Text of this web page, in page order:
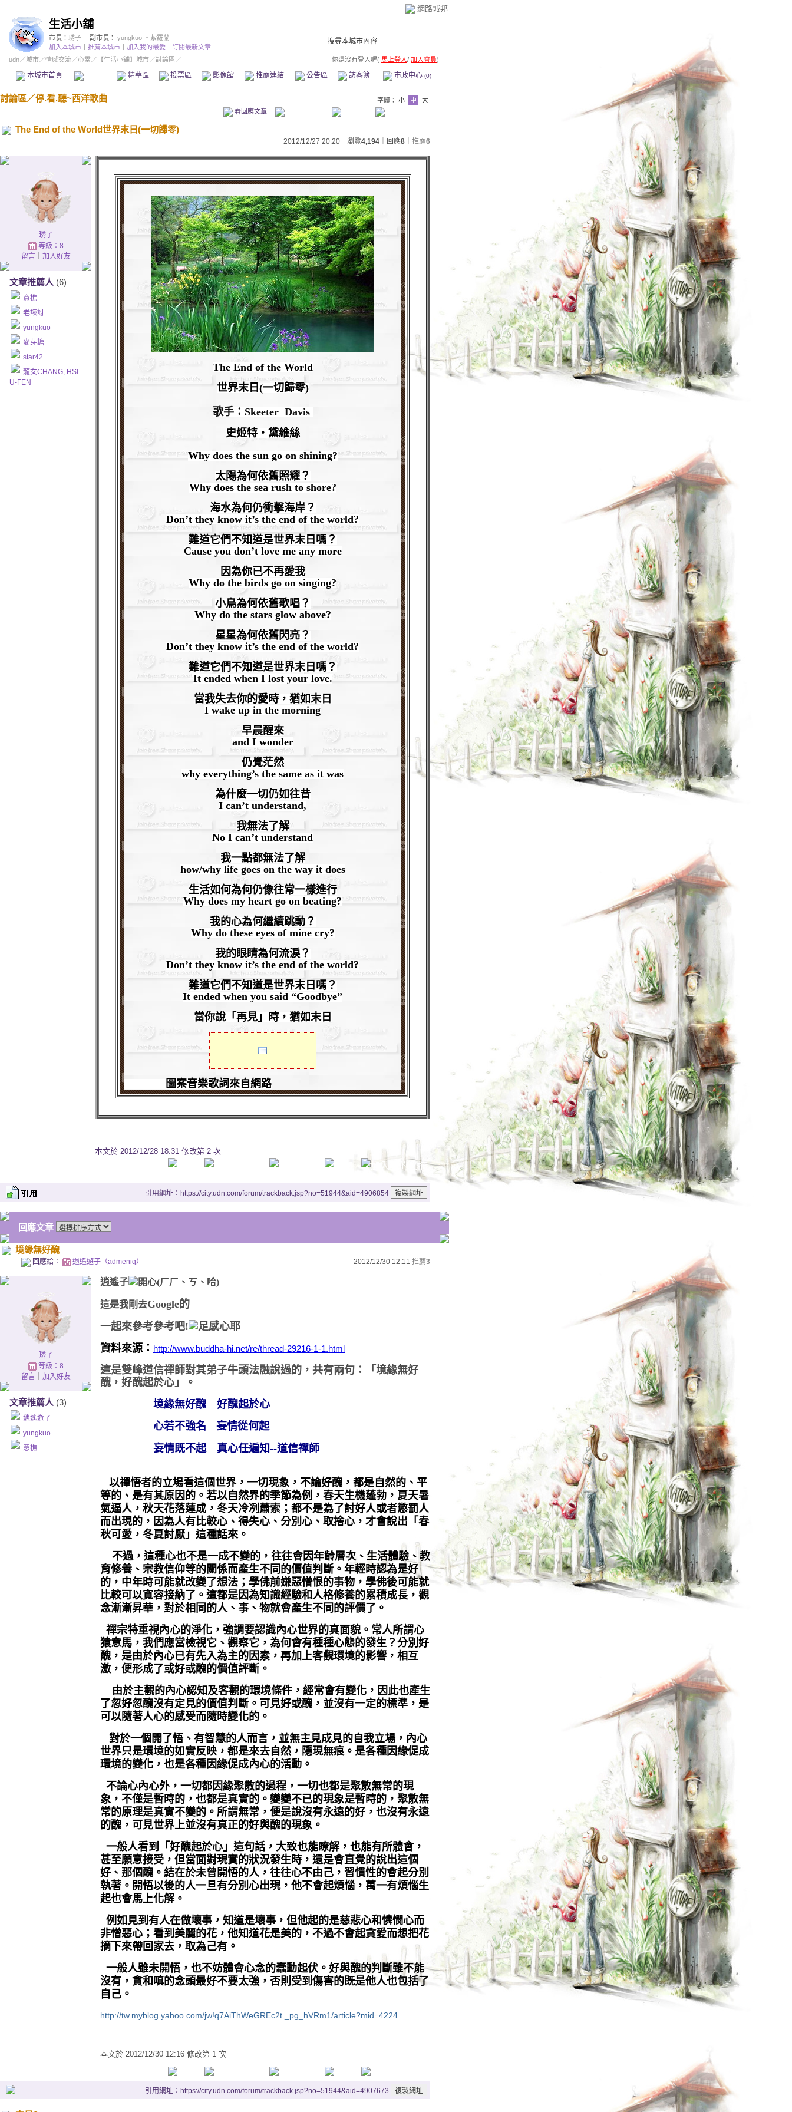
網路城邦
生活小舖
市長： 琇子 副市長： yungkuo 、 紫羅蘭
加入本城市
推薦本城市 加入我的最愛
訂閱最新文章
udn／城市／情感交流／心靈 ／ 【生活小舖】城市／討論區／ 你還沒有登入喔( 馬上登入/ 加入會員)
本城市首頁 精華區 投票區 影像館 推薦連結 公告區 訪客簿 市政中心 (0)
討論區／停.看.聽~西洋歌曲 字體： 小 中
大
看回應文章
The End of the World世界末日(一切歸零)
2012/12/27 20:20 瀏覽4,194 ｜回應8 推薦6
琇子
等級：8
留言｜ 加入好友
文章推薦人 (6)
意樵
老詼訝
yungkuo
麥芽糖
star42
龍女CHANG, HSI
U-FEN
The End of the World
世界末日(一切歸零)
歌手：Skeeter Davis
史姬特‧黛維絲
Why does the sun go on shining?
太陽為何依舊照耀？
Why does the sea rush to shore?
海水為何仍衝擊海岸？
Don’t they know it’s the end of the world?
難道它們不知道是世界末日嗎？
Cause you don’t love me any more
因為你已不再愛我
Why do the birds go on singing?
小鳥為何依舊歌唱？
Why do the stars glow above?
星星為何依舊閃亮？
Don’t they know it’s the end of the world?
難道它們不知道是世界末日嗎？
It ended when I lost your love.
當我失去你的愛時，猶如末日
I wake up in the morning
早晨醒來
and I wonder
仍覺茫然
why everything’s the same as it was
為什麼一切仍如往昔
I can’t understand,
我無法了解
No I can’t understand
我一點都無法了解
how/why life goes on the way it does
生活如何為何仍像往常一樣進行
Why does my heart go on beating?
我的心為何繼續跳動？
Why do these eyes of mine cry?
我的眼睛為何流淚？
Don’t they know it’s the end of the world?
難道它們不知道是世界末日嗎？
It ended when you said “Goodbye”
當你說「再見」時，猶如末日
圖案音樂歌詞來自網路
本文於 2012/12/28 18:31 修改第 2 次
引用網址：https://city.udn.com/forum/trackback.jsp?no=51944&aid=4906854
回應文章
境緣無好醜
回應給： 逍遙遊子（admeniq） 2012/12/30 12:11 推薦3
琇子
等級：8
留言｜ 加入好友
文章推薦人 (3)
逍遙遊子
yungkuo
意樵
逍遙子
這是我剛去Google的
一起來參考參考吧!
資料來源： http://www.buddha-hi.net/re/thread-29216-1-1.html
這是雙峰道信禪師對其弟子牛頭法融說過的，共有兩句：「境緣無好
醜，好醜起於心」。
境緣無好醜 好醜起於心
心若不強名
妄情從何起
妄情既不起 真心任遍知--道信禪師
以禪悟者的立場看這個世界，一切現象，不論好醜，都是自然的、平
等的、是有其原因的。若以自然界的季節為例，春天生機蓬勃，夏天暑
氣逼人，秋天花落蓮成，冬天冷冽蕭索；都不是為了討好人或者懲罰人
而出現的，因為人有比較心、得失心、分別心、取捨心，才會說出「春
秋可愛，冬夏討厭」這種話來。
不過，這種心也不是一成不變的，往往會因年齡層次、生活體驗、教
育修養、宗教信仰等的關係而產生不同的價值判斷。年輕時認為是好
的，中年時可能就改變了想法；學佛前嫌惡憎恨的事物，學佛後可能就
比較可以寬容接納了。這都是因為知識經驗和人格修養的累積成長，觀
念漸漸昇華，對於相同的人、事、物就會產生不同的評價了。
禪宗特重視內心的淨化，強調要認識內心世界的真面貌。常人所謂心
猿意馬，我們應當檢視它、觀察它，為何會有種種心態的發生？分別好
醜，是由於內心已有先入為主的因素，再加上客觀環境的影響，相互
激，便形成了或好或醜的價值評斷。
由於主觀的內心認知及客觀的環境條件，經常會有變化，因此也產生
了忽好忽醜沒有定見的價值判斷。可見好或醜，並沒有一定的標準，是
可以隨著人心的感受而隨時變化的。
對於一個開了悟、有智慧的人而言，並無主見成見的自我立場，內心
世界只是環境的如實反映，都是來去自然，隱現無痕。是各種因緣促成
環境的變化，也是各種因緣促成內心的活動。
不論心內心外，一切都因緣聚散的過程，一切也都是聚散無常的現
象，不僅是暫時的，也都是真實的。變變不已的現象是暫時的，聚散無
常的原理是真實不變的。所謂無常，便是說沒有永遠的好，也沒有永遠
的醜，可見世界上並沒有真正的好與醜的現象。
一般人看到「好醜起於心」這句話，大致也能瞭解，也能有所體會，
甚至願意接受，但當面對現實的狀況發生時，還是會直覺的說出這個
好、那個醜。結在於未曾開悟的人，往往心不由己，習慣性的會起分別
執著。開悟以後的人一旦有分別心出現，他不會起煩惱，萬一有煩惱生
起也會馬上化解。
例如見到有人在做壞事，知道是壞事，但他起的是慈悲心和憐憫心而
非憎惡心；看到美麗的花，他知道花是美的，不過不會起貪愛而想把花
摘下來帶回家去，取為己有。
一般人雖未開悟，也不妨體會心念的蠢動起伏。好與醜的判斷雖不能
沒有，貪和嗔的念頭最好不要太強，否則受到傷害的既是他人也包括了
自己。
http://tw.myblog.yahoo.com/jw!q7AiThWeGREc2t._pg_hVRm1/article?mid=4224
本文於 2012/12/30 12:16 修改第 1 次
引用網址：https://city.udn.com/forum/trackback.jsp?no=51944&aid=4907673